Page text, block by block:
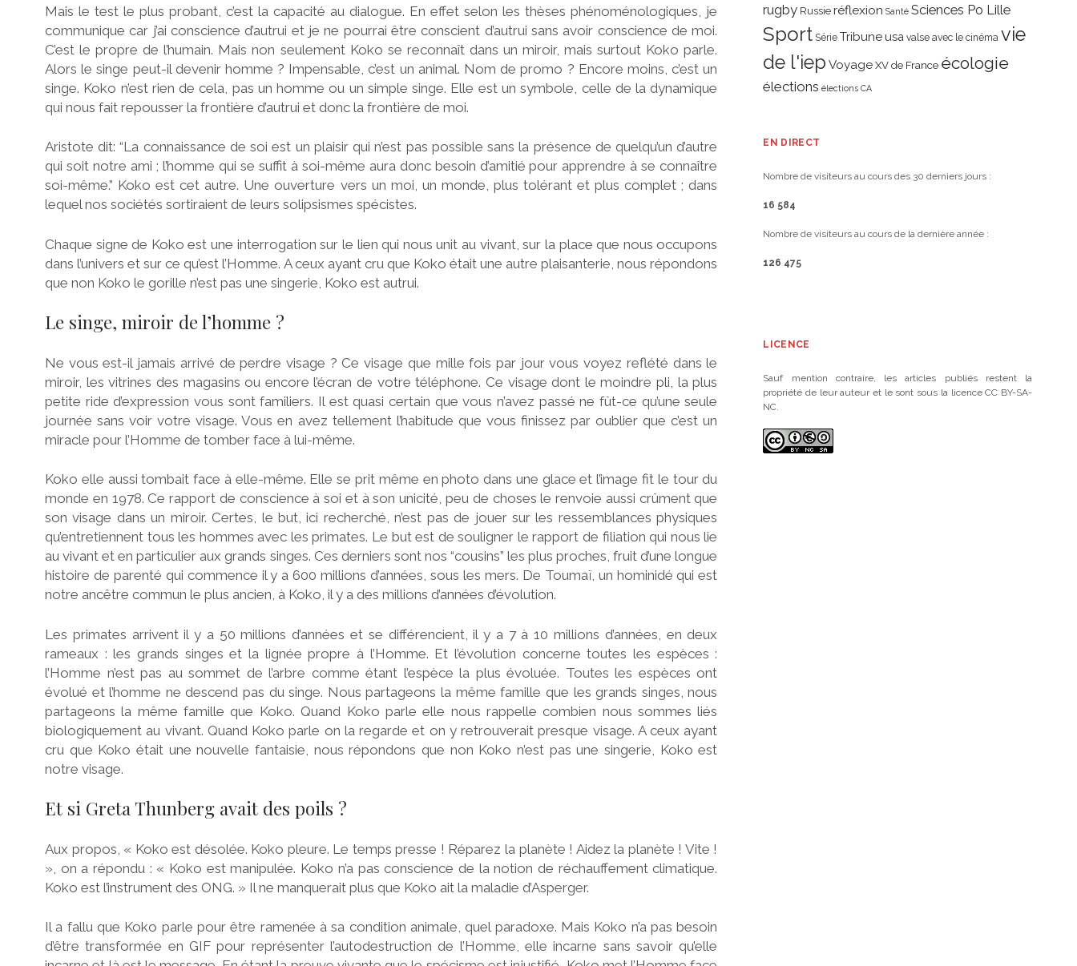
Mais le test le plus probant, c’est la capacité au dialogue. En effet selon les thèses phénoménologiques, je
communique car j’ai conscience d’autrui et je ne pourrai être conscient d’autrui sans avoir conscience de moi.
C’est le propre de l’humain. Mais non seulement Koko se reconnaît dans un miroir, mais surtout Koko parle.
Alors le singe peut-il devenir homme ? Impensable, c’est un animal. Nom de promo ? Encore moins, c’est un
singe. Koko n’est rien de cela, pas un homme ou un simple singe. Elle est un symbole, celle de la dynamique
qui nous fait repousser la frontière d’autrui et donc la frontière de moi.
Aristote dit: “La connaissance de soi est un plaisir qui n’est pas possible sans la présence de quelqu’un d’autre
qui soit notre ami ; l’homme qui se suffit à soi-même aura donc besoin d’amitié pour apprendre à se connaître
soi-même.” Koko est cet autre. Une ouverture vers un moi, un monde, plus tolérant et plus complet ; dans
lequel nos sociétés sortiraient de leurs solipsismes spécistes.
Chaque signe de Koko est une interrogation sur le lien qui nous unit au vivant, sur la place que nous occupons
dans l’univers etsur ce qu’est l’Homme. A ceux ayant cru que Koko était une autre plaisanterie, nous répondons
que non Koko le gorille n’est pas une singerie, Koko est autrui.
Le singe, miroir de l’homme ?
Ne vous est-il jamais arrivé de perdre visage ? Ce visage que mille fois par jour vous voyez reflété dans le
miroir, les vitrines des magasins ou encore l’écran de votre téléphone. Ce visage dont le moindre pli, la plus
petite ride d’expression vous sont familiers. Il est quasi certain que vous n’avez passé ne fût-ce qu’une seule
journée sans voir votre visage. Vous en avez tellement l’habitude que vous finissez par oublier que c’est un
miracle pour l’Homme de tomber face à lui-même.
Koko elle aussi tombait face à elle-même. Elle se prit même en photo dans une glace et l’image fit le tour du
monde en 1978. Ce rapport de conscience à soi et à son unicité, peu de choses le renvoie aussi crûment que
son visage dans un miroir. Certes, le but, ici recherché, n’est pas de jouer sur les ressemblances physiques
qu’entretiennent tous les hommes avec les primates. Le but est de souligner le rapport de filiation qui nous lie
au vivant et en particulier aux grands singes. Ces derniers sont nos “cousins” les plus proches, fruit d’une longue
histoire de parenté qui commence il y a 600 millions d’années, sous les mers. De Toumaï, un hominidé qui est
notre ancêtre commun le plus ancien, à Koko, il y a des millions d’années d’évolution.
Les primates arrivent il y a 50 millions d’années et se différencient, il y a 7 à 10 millions d’années, en deux
rameaux : les grands singes et la lignée propre à l’Homme. Et l’évolution concerne toutes les espèces :
l’Homme n’est pas au sommet de l’arbre comme étant l’espèce la plus évoluée. Toutes les espèces ont
évolué et l’homme ne descend pas du singe. Nous partageons la même famille que les grands singes, nous
partageons la même famille que Koko. Quand Koko parle elle nous rappelle combien nous sommes liés
biologiquement au vivant. Quand Koko parle on la regarde et on y retrouverait presque visage. A ceux ayant
cru que Koko était une nouvelle fantaisie, nous répondons que non Koko n’est pas une singerie, Koko est
notre visage.
Et si Greta Thunberg avait des poils ?
Aux propos, « Koko est désolée. Koko pleure. Le temps presse ! Réparez la planète ! Aidez la planète ! Vite !
», on a répondu : « Koko est manipulée. Koko n’a pas conscience de la notion de réchauffement climatique.
Koko est l’instrument des ONG. » Il ne manquerait plus que Koko ait la maladie d’Asperger.
Il a fallu que Koko parle pour être ramenée à sa condition animale, quel paradoxe. Mais Koko n’a pas besoin
d’être transformée en GIF pour représenter l’autodestruction de l’Homme, elle incarne sans savoir qu’elle
rugby Russie réflexion Santé Sciences Po Lille
Sport Série Tribune usa valse avec le cinéma vie
de l'iep Voyage XV de France écologie
élections élections CA
EN DIRECT
Nombre de visiteurs au cours des 30 derniers jours :
16 584
Nombre de visiteurs au cours de la dernière année :
126 475
LICENCE
Sauf mention contraire, les articles publiés restent la
propriété de leur auteur et le sont sous la licence CC BY-SA-
NC.